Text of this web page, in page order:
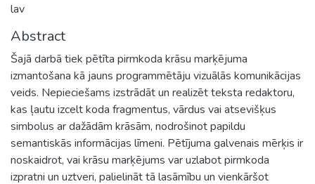
lav
Abstract
Šajā darbā tiek pētīta pirmkoda krāsu marķējuma
izmantošana kā jauns programmētāju vizuālās komunikācijas
veids. Nepieciešams izstrādāt un realizēt teksta redaktoru,
kas ļautu izcelt koda fragmentus, vārdus vai atsevišķus
simbolus ar dažādām krāsām, nodrošinot papildu
semantiskās informācijas līmeni. Pētījuma galvenais mērķis ir
noskaidrot, vai krāsu marķējums var uzlabot pirmkoda
izpratni un uztveri, palielināt tā lasāmību un vienkāršot